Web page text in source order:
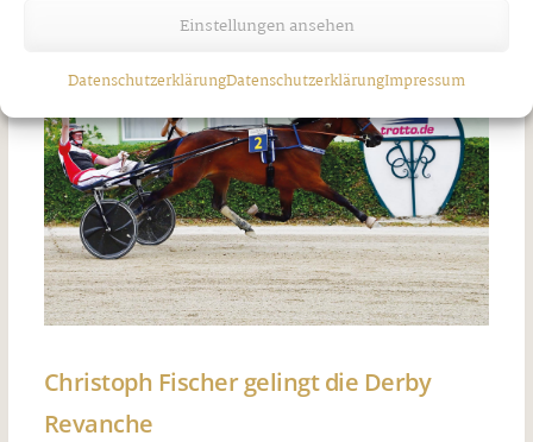
Einstellungen ansehen
DatenschutzerklärungDatenschutzerklärungImpressum
Christoph Fischer gelingt die Derby
Revanche